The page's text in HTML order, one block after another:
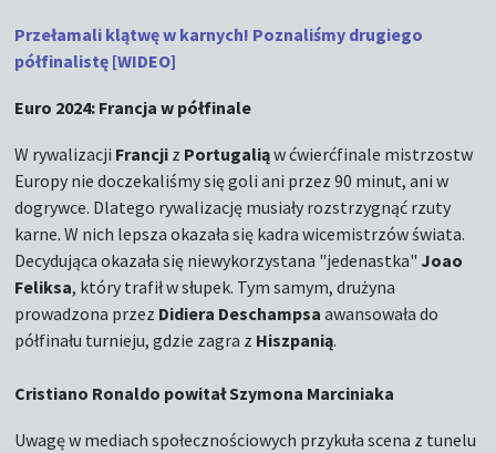
Przełamali klątwę w karnych! Poznaliśmy drugiego
półfinalistę [WIDEO]
Euro 2024: Francja w półfinale
W rywalizacji Francji z Portugaliąw ćwierćfinale mistrzostw
Europy nie doczekaliśmy się goli ani przez 90 minut, ani w
dogrywce. Dlatego rywalizację musiały rozstrzygnąć rzuty
karne. W nich lepsza okazała się kadra wicemistrzów świata.
Decydująca okazała się niewykorzystana "jedenastka" Joao
Feliksa, który trafił w słupek. Tym samym, drużyna
prowadzona przez Didiera Deschampsa awansowała do
półfinału turnieju, gdzie zagra z Hiszpanią.
Cristiano Ronaldo powitał Szymona Marciniaka
Uwagę w mediach społecznościowych przykuła scena z tunelu